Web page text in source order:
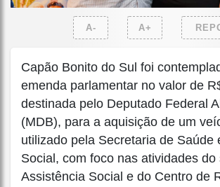
A- A+
Capão Bonito do Sul foi
emenda parlamentar no valor de
destinada pelo Deputado Federal
(MDB), para a aquisição de um
utilizado pela Secretaria de Saúde
Social, com foco nas atividades do
Assistência Social e do Centro de